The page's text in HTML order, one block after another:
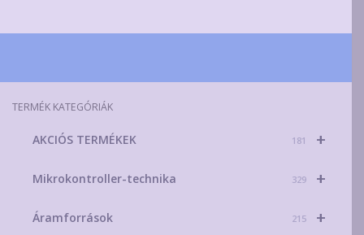
TERMÉK KATEGÓRIÁK
+
AKCIÓS TERMÉKEK 181
+
Mikrokontroller-technika 329
+
Áramforrások 215